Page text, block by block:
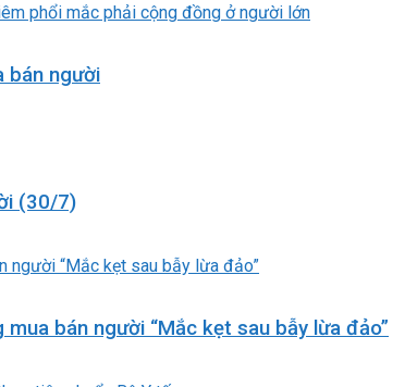
bán người
(30/7)
bán người “Mắc kẹt sau bẫy lừa đảo”